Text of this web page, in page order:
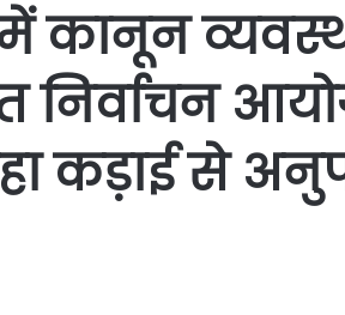
में कानून
निर्वाचन
कड़ाई से